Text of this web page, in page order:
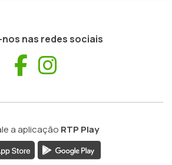
nas redes sociais
Facebook
a aplicação RTP Play